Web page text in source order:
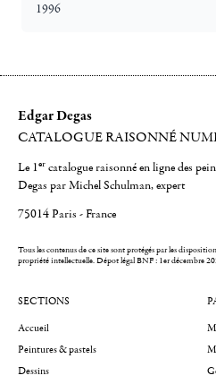
1996
Edgar Degas
CATALOGUE RAISONNÉ
Le 1er catalogue raisonné en ligne des
Degas par Michel Schulman, expert
75014 Paris - France
Tous les contenus de ce site sont protégés par les
propriété intellectuelle.Dépot légal BNF : 1er décembre
SECTIONS
Accueil
Peintures & pastels
Dessins